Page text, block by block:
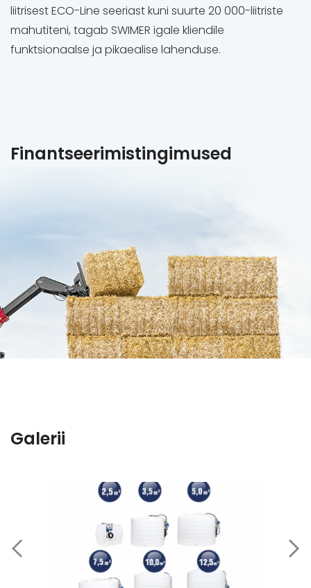
liitrisest ECO-Line seeriast kuni suurte 20 000-liitriste
mahutiteni, tagab SWIMER igale kliendile
funktsionaalse ja pikaealise lahenduse.
Finantseerimistingimused
Galerii